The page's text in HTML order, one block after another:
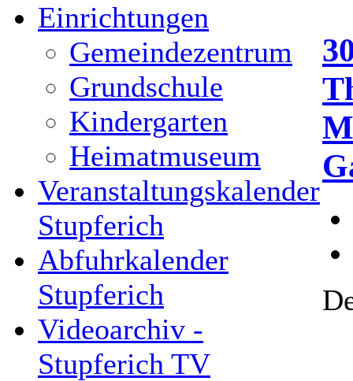
Einrichtungen
Gemeindezentrum
Grundschule
Kindergarten
Heimatmuseum
Veranstaltungskalender
Stupferich
Abfuhrkalender
Stupferich
Videoarchiv -
Stupferich TV